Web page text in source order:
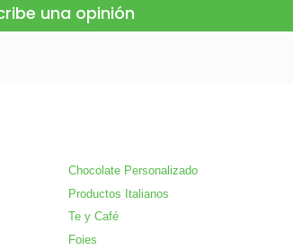
una opinión
Chocolate Personalizado
Productos Italianos
Te y Café
Foies